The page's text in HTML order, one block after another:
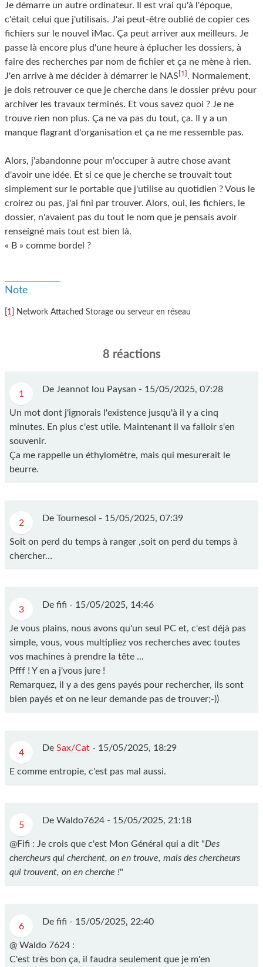
Je démarre un autre ordinateur. Il est vrai qu'à l'époque,
c'était celui que j'utilisais. J'ai peut-être oublié de copier ces
fichiers sur le nouvel iMac. Ça peut arriver aux meilleurs. Je
passe là encore plus d'une heure à éplucher les dossiers, à
faire des recherches par nom de fichier et ça ne mène à rien.
J'en arrive à me décider à démarrer le NAS [1] . Normalement,
je dois retrouver ce que je cherche dans le dossier prévu pour
archiver les travaux terminés. Et vous savez quoi ? Je ne
trouve rien non plus. Ça ne va pas du tout, ça. Il y a un
manque flagrant d'organisation et ça ne me ressemble pas.
Alors, j'abandonne pour m'occuper à autre chose avant
d'avoir une idée. Et si ce que je cherche se trouvait tout
simplement sur le portable que j'utilise au quotidien ? Vous le
croirez ou pas, j'ai fini par trouver. Alors, oui, les fichiers, le
dossier, n'avaient pas du tout le nom que je pensais avoir
renseigné mais tout est bien là.
« B » comme bordel ?
Note
1 ] Network Attached Storage ou serveur en réseau
8 réactions
1 De Jeannot lou Paysan - 15/05/2025, 07:28
Un mot dont j'ignorais l'existence jusqu'à il y a cinq
minutes. En plus c'est utile. Maintenant il va falloir s'en
souvenir.
Ça me rappelle un éthylomètre, mais qui mesurerait le
beurre.
2 De Tournesol - 15/05/2025, 07:39
Soit on perd du temps à ranger ,soit on perd du temps à
chercher…
3 De fifi - 15/05/2025, 14:46
Je vous plains, nous avons qu'un seul PC et, c'est déjà pas
simple, vous, vous multipliez vos recherches avec toutes
vos machines à prendre la tête ...
Pfff ! Y en a j'vous jure !
Remarquez, il y a des gens payés pour rechercher, ils sont
bien payés et on ne leur demande pas de trouver;-))
4 De Sax/Cat - 15/05/2025, 18:29
E comme entropie, c'est pas mal aussi.
5 De Waldo7624 - 15/05/2025, 21:18
@Fifi : Je crois que c'est Mon Général qui a dit "Des
chercheurs qui cherchent, on en trouve, mais des chercheurs
qui trouvent, on en cherche !"
6 De fifi - 15/05/2025, 22:40
@ Waldo 7624 :
C'est très bon ça, il faudra seulement que je m'en